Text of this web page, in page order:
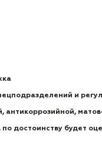
и
антикоррозийной,
достоинству будет